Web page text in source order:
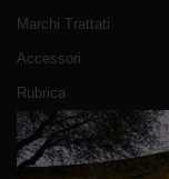
Marchi Trattati
Accessori
Rubrica